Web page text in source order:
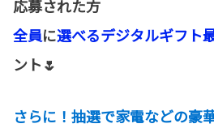
応募された方
全員に選べるデジタルギフト
ント🌷
さらに！抽選で家電などの豪